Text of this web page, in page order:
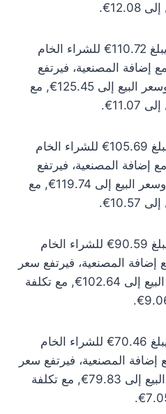
سعر الذهب عيار 22 اليوم يبلغ 110.72€ للشراء الخام
مع إضافة المصنعية، فيرتفع
سعر الشراء إلى 121.79€ وسعر البيع إلى 125.45€, مع
سعر الذهب عيار 21 اليوم يبلغ 105.69€ للشراء الخام
أما مع إضافة المصنعية، فيرتفع
سعر الشراء إلى 116.26€ وسعر البيع إلى 119.74€, مع
سعر الذهب عيار 18 اليوم يبلغ 90.59€ للشراء الخام
مع إضافة المصنعية، فيرتفع سعر
الشراء إلى 99.65€ وسعر البيع إلى 102.64€, مع تكلفة
سعر الذهب عيار 14 اليوم يبلغ 70.46€ للشراء الخام
مع إضافة المصنعية، فيرتفع سعر
الشراء إلى 77.50€ وسعر البيع إلى 79.83€, مع تكلفة